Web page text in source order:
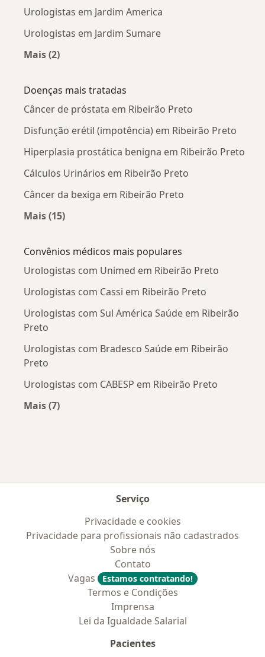
Urologistas em Jardim America
Urologistas em Jardim Sumare
Mais (2)
Doenças mais tratadas
Câncer de próstata em Ribeirão Preto
Disfunção erétil (impotência) em Ribeirão Preto
Hiperplasia prostática benigna em Ribeirão Preto
Cálculos Urinários em Ribeirão Preto
Câncer da bexiga em Ribeirão Preto
Mais (15)
Convênios médicos mais populares
Urologistas com Unimed em Ribeirão Preto
Urologistas com Cassi em Ribeirão Preto
Urologistas com Sul América Saúde em Ribeirão
Preto
Urologistas com Bradesco Saúde em Ribeirão
Preto
Urologistas com CABESP em Ribeirão Preto
Mais (7)
Serviço
Privacidade e cookies
Privacidade para profissionais não cadastrados
Sobre nós
Contato
Vagas
Estamos contratando!
Termos e Condições
Imprensa
Lei da Igualdade Salarial
Pacientes